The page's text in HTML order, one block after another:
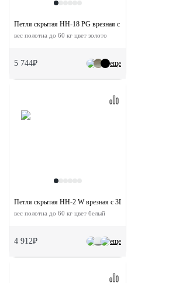
еще
Петля скрытая HH-18 PG врезная с 3D-регулировкой
вес полотна до 60 кг цвет золото
5 744₽
еще
Петля скрытая HH-2 W врезная с 3D-регулировкой
вес полотна до 60 кг цвет белый
4 912₽